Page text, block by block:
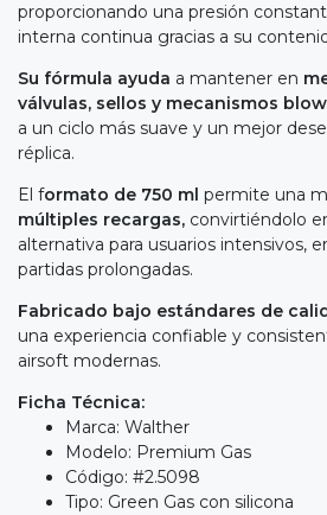
proporcionando una presión
interna continua gracias a su
Su fórmula ayuda a mantener en
válvulas, sellos y mecanismos
a un ciclo más suave y un mejor
réplica.
El formato de 750 ml permite una
múltiples recargas, convirtiéndolo
alternativa para usuarios intensivos,
partidas prolongadas.
Fabricado bajo estándares de
una experiencia confiable y
airsoft modernas.
Ficha Técnica:
Marca: Walther
Modelo: Premium Gas
Código: #2.5098
Tipo: Green Gas con silicona